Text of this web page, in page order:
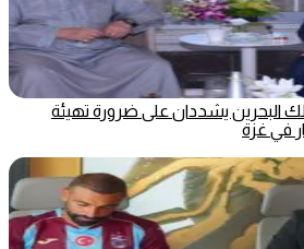
البحرين يشددان على ضرورة تهيئة
في غزة